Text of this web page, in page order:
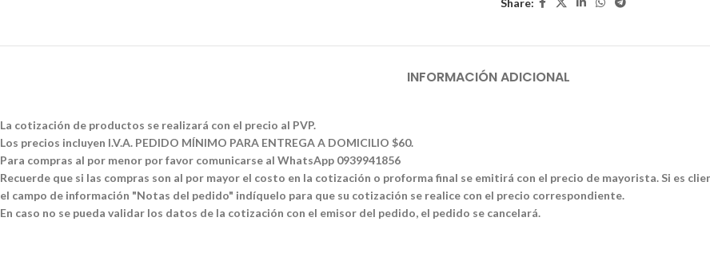
INFORMACIÓN ADICIONAL
La cotización de productos se realizará con el precio al PVP.
Los precios incluyen I.V.A. PEDIDO MÍNIMO PARA ENTREGA A DOMICILIO $60.
Para compras al por menor por favor comunicarse al WhatsApp 0939941856
Recuerde que si las compras son al por mayor el costo en la cotización o proforma final se emitirá con el precio de mayorista. Si es
el campo de información "Notas del pedido" indíquelo para que su cotización se realice con el precio correspondiente.
En caso no se pueda validar los datos de la cotización con el emisor del pedido, el pedido se cancelará.